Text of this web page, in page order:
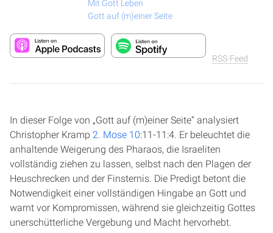
Mit Gott Leben
Gott auf (m)einer Seite
RSS-Feed
In dieser Folge von „Gott auf (m)einer Seite“ analysiert
Christopher Kramp 2. Mose 10:11-11:4. Er beleuchtet die
anhaltende Weigerung des Pharaos, die Israeliten
vollständig ziehen zu lassen, selbst nach den Plagen der
Heuschrecken und der Finsternis. Die Predigt betont die
Notwendigkeit einer vollständigen Hingabe an Gott und
warnt vor Kompromissen, während sie gleichzeitig Gottes
unerschütterliche Vergebung und Macht hervorhebt.